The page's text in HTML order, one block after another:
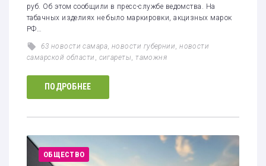
руб. Об этом сообщили в пресс-службе ведомства. На
табачных изделиях не было маркировки, акцизных марок
РФ…
63 новости самара,новости губернии,новости
самарской области , сигареты,таможня
ПОДРОБНЕЕ
ОБЩЕСТВО